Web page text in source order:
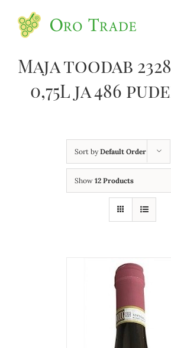
Maja toodab
0,75L ja 486
Sort byDefault Order
Show 12 Products